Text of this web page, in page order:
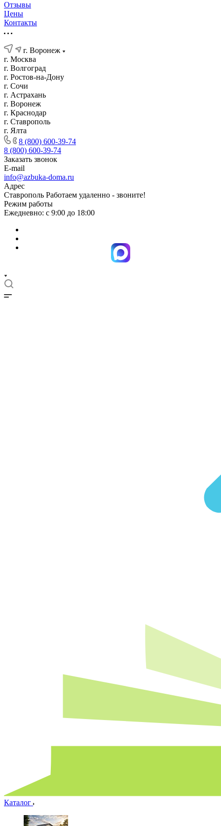
Отзывы
Цены
Контакты
г. Воронеж
г. Москва
г. Волгоград
г. Ростов-на-Дону
г. Сочи
г. Астрахань
г. Воронеж
г. Краснодар
г. Ставрополь
г. Ялта
8 (800) 600-39-74
8 (800) 600-39-74
Заказать звонок
E-mail
info@azbuka-doma.ru
Адрес
Ставрополь Работаем удаленно - звоните!
Режим работы
Ежедневно: с 9:00 до 18:00
Каталог